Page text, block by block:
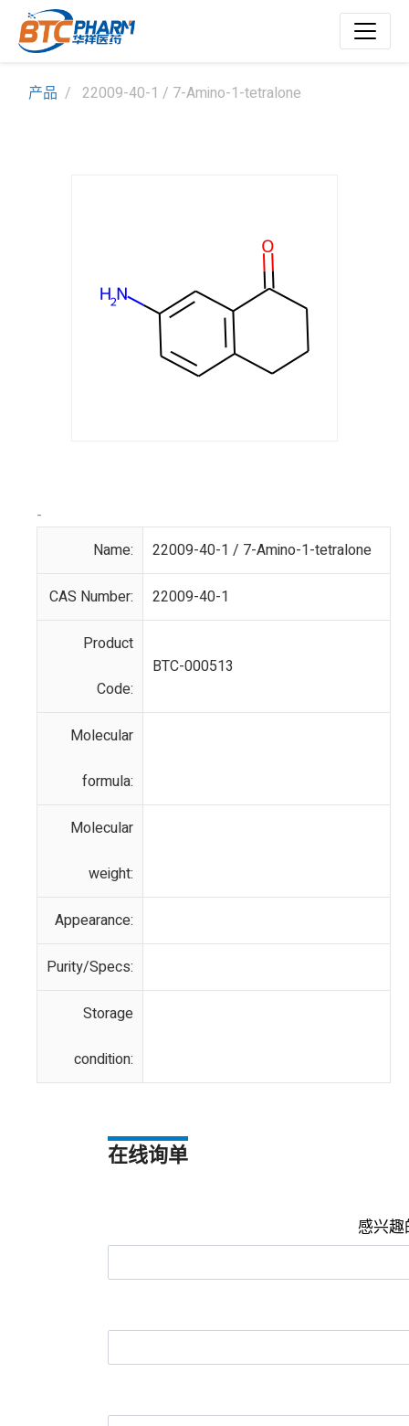
产品 22009-40-1 / 7-Amino-1-tetralone
-
Name:
22009-40-1 / 7-Amino-1-tetralone
CAS Number: 22009-40-1
Product
Code:
BTC-000513
Molecular
formula:
Molecular
weight:
Appearance:
Purity/Specs:
Storage
condition:
在线询单
感兴